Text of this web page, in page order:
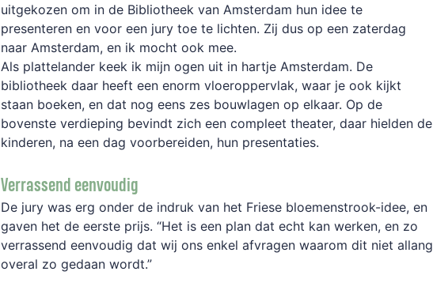
uitgekozen om in de Bibliotheek van Amsterdam hun idee te
presenteren en voor een jury toe te lichten. Zij dus op een zaterdag
naar Amsterdam, en ik mocht ook mee.
Als plattelander keek ik mijn ogen uit in hartje Amsterdam. De
bibliotheek daar heeft een enorm vloeroppervlak, waar je ook kijkt
staan boeken, en dat nog eens zes bouwlagen op elkaar. Op de
bovenste verdieping bevindt zich een compleet theater, daar hielden de
kinderen, na een dag voorbereiden, hun presentaties.
Verrassend eenvoudig
De jury was erg onder de indruk van het Friese bloemenstrook-idee, en
gaven het de eerste prijs. “Het is een plan dat echt kan werken, en zo
verrassend eenvoudig dat wij ons enkel afvragen waarom dit niet allang
overal zo gedaan wordt.”